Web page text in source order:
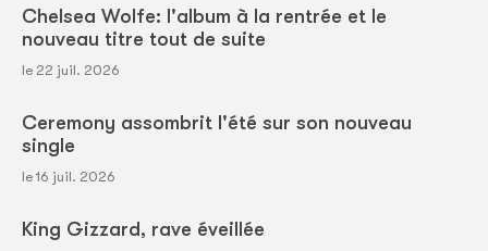
Chelsea Wolfe: l'album à la rentrée et le
nouveau titre tout de suite
le 22 juil. 2026
Ceremony assombrit l'été sur son nouveau
single
le 16 juil. 2026
King Gizzard, rave éveillée